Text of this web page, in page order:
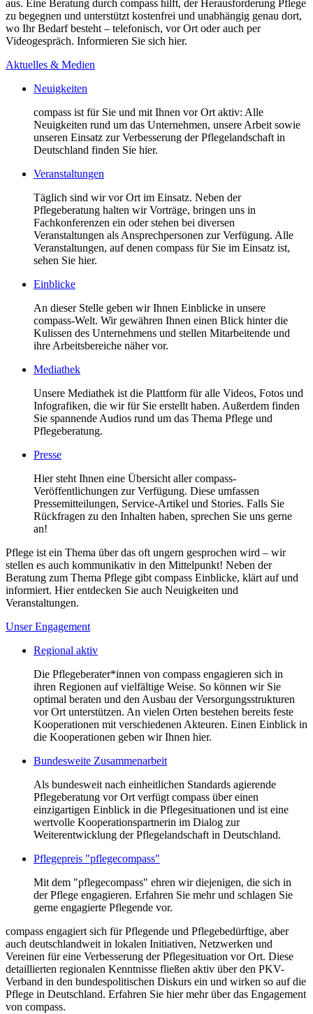
aus. Eine Beratung durch compass hilft, der Herausforderung Pflege
zu begegnen und unterstützt kostenfrei und unabhängig genau dort,
wo Ihr Bedarf besteht – telefonisch, vor Ort oder auch per
Videogespräch. Informieren Sie sich hier.
Aktuelles & Medien
Neuigkeiten
compass ist für Sie und mit Ihnen vor Ort aktiv: Alle
Neuigkeiten rund um das Unternehmen, unsere Arbeit sowie
unseren Einsatz zur Verbesserung der Pflegelandschaft in
Deutschland finden Sie hier.
Veranstaltungen
Täglich sind wir vor Ort im Einsatz. Neben der
Pflegeberatung halten wir Vorträge, bringen uns in
Fachkonferenzen ein oder stehen bei diversen
Veranstaltungen als Ansprechpersonen zur Verfügung. Alle
Veranstaltungen, auf denen compass für Sie im Einsatz ist,
sehen Sie hier.
Einblicke
An dieser Stelle geben wir Ihnen Einblicke in unsere
compass-Welt. Wir gewähren Ihnen einen Blick hinter die
Kulissen des Unternehmens und stellen Mitarbeitende und
ihre Arbeitsbereiche näher vor.
Mediathek
Unsere Mediathek ist die Plattform für alle Videos, Fotos und
Infografiken, die wir für Sie erstellt haben. Außerdem finden
Sie spannende Audios rund um das Thema Pflege und
Pflegeberatung.
Presse
Hier steht Ihnen eine Übersicht aller compass-
Veröffentlichungen zur Verfügung. Diese umfassen
Pressemitteilungen, Service-Artikel und Stories. Falls Sie
Rückfragen zu den Inhalten haben, sprechen Sie uns gerne
an!
Pflege ist ein Thema über das oft ungern gesprochen wird – wir
stellen es auch kommunikativ in den Mittelpunkt! Neben der
Beratung zum Thema Pflege gibt compass Einblicke, klärt auf und
informiert. Hier entdecken Sie auch Neuigkeiten und
Veranstaltungen.
Unser Engagement
Regional aktiv
Die Pflegeberater*innen von compass engagieren sich in
ihren Regionen auf vielfältige Weise. So können wir Sie
optimal beraten und den Ausbau der Versorgungsstrukturen
vor Ort unterstützen. An vielen Orten bestehen bereits feste
Kooperationen mit verschiedenen Akteuren. Einen Einblick in
die Kooperationen geben wir Ihnen hier.
Bundesweite Zusammenarbeit
Als bundesweit nach einheitlichen Standards agierende
Pflegeberatung vor Ort verfügt compass über einen
einzigartigen Einblick in die Pflegesituationen und ist eine
wertvolle Kooperationspartnerin im Dialog zur
Weiterentwicklung der Pflegelandschaft in Deutschland.
Pflegepreis "pflegecompass"
Mit dem "pflegecompass" ehren wir diejenigen, die sich in
der Pflege engagieren. Erfahren Sie mehr und schlagen Sie
gerne engagierte Pflegende vor.
compass engagiert sich für Pflegende und Pflegebedürftige, aber
auch deutschlandweit in lokalen Initiativen, Netzwerken und
Vereinen für eine Verbesserung der Pflegesituation vor Ort. Diese
detaillierten regionalen Kenntnisse fließen aktiv über den PKV-
Verband in den bundespolitischen Diskurs ein und wirken so auf die
Pflege in Deutschland. Erfahren Sie hier mehr über das Engagement
von compass.